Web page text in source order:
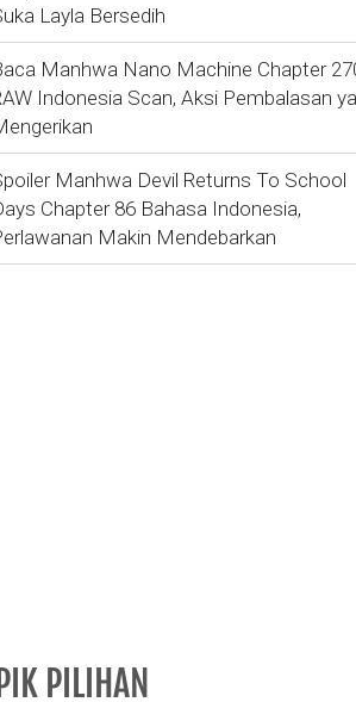
Layla Bersedih
Manhwa Nano Machine Chapter
Indonesia Scan, Aksi Pembalasan
Manhwa Devil Returns To School
Chapter 86 Bahasa Indonesia,
Makin Mendebarkan
PILIHAN